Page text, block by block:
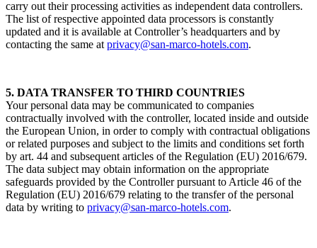
carry out their processing activities as independent data controllers.
The list of respective appointed data processors is constantly
updated and it is available at Controller’s headquarters and by
contacting the same at privacy@san-marco-hotels.com.
5. DATA TRANSFER TO THIRD COUNTRIES
Your personal data may be communicated to companies
contractually involved with the controller, located inside and outside
the European Union, in order to comply with contractual obligations
or related purposes and subject to the limits and conditions set forth
by art. 44 and subsequent articles of the Regulation (EU) 2016/679.
The data subject may obtain information on the appropriate
safeguards provided by the Controller pursuant to Article 46 of the
Regulation (EU) 2016/679 relating to the transfer of the personal
data by writing to privacy@san-marco-hotels.com.